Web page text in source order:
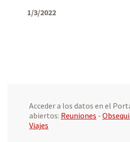
1/3/2022
Acceder a los datos en el
abiertos: Reuniones -
Viajes